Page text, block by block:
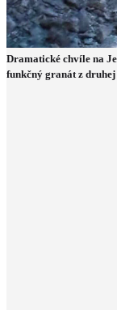
Dramatické chvíle na
funkčný granát z